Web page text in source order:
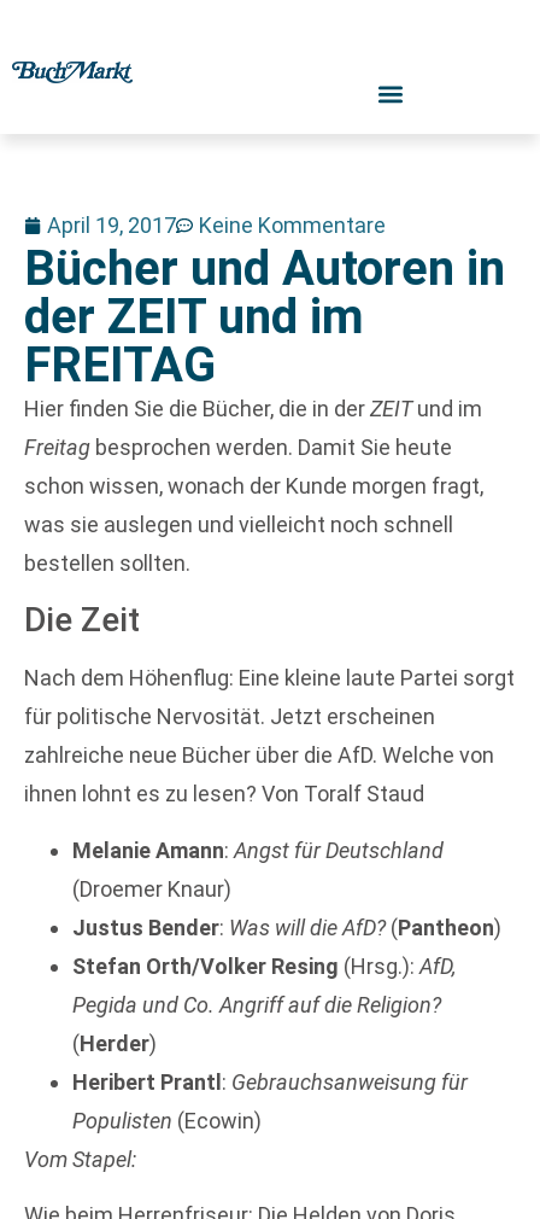
April 19, 2017 Keine Kommentare
Bücher und Autoren in
der ZEIT und im
FREITAG
Hier finden Sie die Bücher, die in derZEITund im
Freitag besprochen werden. Damit Sie heute
schon wissen, wonach der Kunde morgen fragt,
was sie auslegen und vielleicht noch schnell
bestellen sollten.
Die Zeit
Nach dem Höhenflug: Eine kleine laute Partei sorgt
für politische Nervosität. Jetzt erscheinen
zahlreiche neue Bücher über die AfD. Welche von
ihnen lohnt es zu lesen? Von Toralf Staud
Melanie Amann: Angst für Deutschland
(Droemer Knaur)
Justus Bender: Was will die AfD?(Pantheon)
Stefan Orth/Volker Resing (Hrsg.): AfD,
Pegida und Co. Angriff auf die Religion?
(Herder)
Heribert Prantl: Gebrauchsanweisung für
Populisten (Ecowin)
Vom Stapel: